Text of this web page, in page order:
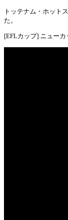
トッテナム・ホット
た。
[EFLカップ] ニュー